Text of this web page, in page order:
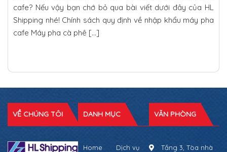
cafe? Nếu vậy bạn chớ bỏ qua bài viết dưới đây của HL
Shipping nhé! Chính sách quy định về nhập khẩu máy pha
cafe Máy pha cà phê […]
VỀ CHÚNG TÔI DANH MỤC
Home
Dịch vụ
VĂN PHÒNG
Tầng 3, Tòa nhà